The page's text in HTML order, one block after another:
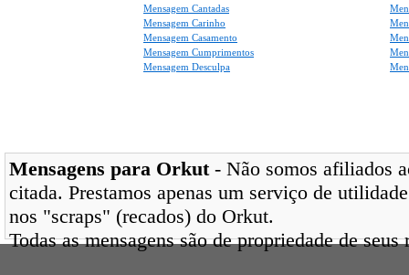
Mensagem Cantadas
Mensagem Carinho
Mensagem Casamento
Mensagem Cumprimentos
Mensagem Desculpa
Mensagens para Orkut- Não somos afiliados
citada. Prestamos apenas um serviço de
nos "scraps" (recados) do Orkut.
Todas as mensagens são de propriedade de